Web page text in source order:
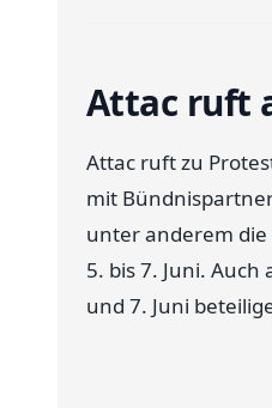
Attac ruft
Attac ruft zu
mit
unter anderem
5. bis 7. Juni.
und 7. Juni